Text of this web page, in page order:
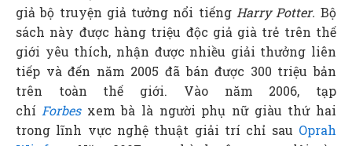
giả bộ truyện giả tưởng nổi tiếng Harry Potter. Bộ
sách này được hàng triệu độc giả già trẻ trên thế
giới yêu thích, nhận được nhiều giải thưởng liên
tiếp và đến năm 2005 đã bán được 300 triệu bản
trên toàn thế giới. Vào năm 2006, tạp
chí Forbesxem bà là người phụ nữ giàu thứ hai
trong lĩnh vực nghệ thuật giải trí chỉ sau Oprah